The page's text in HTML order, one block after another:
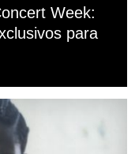
Week:
para